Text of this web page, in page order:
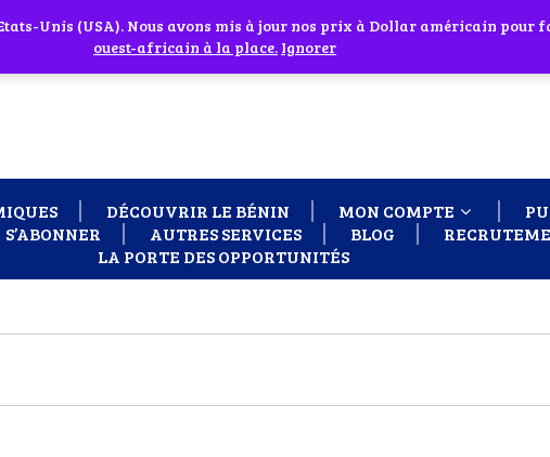
sur l'icône en face
DÉCOUVRIR LE BÉNIN MON COMPTE
S’ABONNER AUTRES SERVICES BLOG
LA PORTE DES OPPORTUNITÉS
d'assistance Contactez-nous par WhatsApp au +229 01 95 33 60 26
Unis (USA). Nous avons mis à jour nos prix à Dollar américain
ouest-africain à la place. Ignorer